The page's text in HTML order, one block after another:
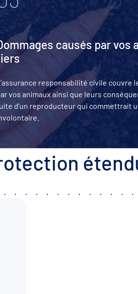
causés par vos
responsabilité civile couvre
vos animaux ainsi que leurs
d’un reproducteur qui commettrait